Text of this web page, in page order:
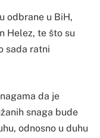
odbrane u BiH,
Helez, te što su
sada ratni
da je
snaga bude
odnosno u duhu